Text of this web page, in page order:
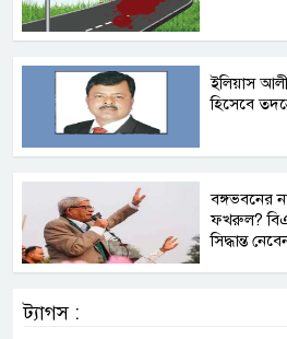
ইলিয়াস
হিসেবে
বঙ্গভবনের
ফখরুল?
সিদ্ধান্ত
ট্যাগস :